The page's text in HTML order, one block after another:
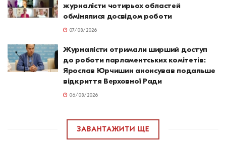
журналісти чотирьох областей
обмінялися досвідом роботи
07/08/2026
Журналісти отримали ширший доступ
до роботи парламентських комітетів:
Ярослав Юрчишин анонсував подальше
відкриття Верховної Ради
06/08/2026
ЗАВАНТАЖИТИ ЩЕ